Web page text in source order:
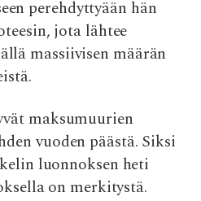
perehdyttyään hän
jota lähtee
massiivisen määrän
maksumuurien
vuoden päästä. Siksi
luonnoksen heti
on merkitystä.